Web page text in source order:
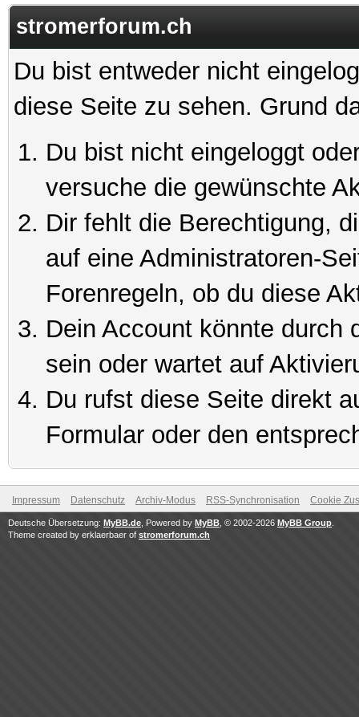
stromerforum.ch
Du bist entweder nicht
diese Seite zu sehen. Grund
Du bist nicht eingeloggt
versuche die gewünschte
Dir fehlt die Berechtigung,
auf eine Administratoren-
Forenregeln, ob du diese
Dein Account könnte durch
sein oder wartet auf
Du rufst diese Seite direkt
Formular oder den
Impressum Datenschutz Archiv-Modus RSS-Synchronisation Cookie
Deutsche Übersetzung: MyBB.de , Powered by MyBB , © 2002-2026 MyBB Group
Theme created by erklaerbaer of stromerforum.ch